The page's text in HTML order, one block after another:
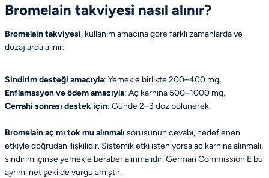
Bromelain takviyesi nasıl alınır?
Bromelain takviyesi, kullanım amacına göre farklı zamanlarda ve
dozajlarda alınır:
Sindirim desteği amacıyla: Yemekle birlikte 200–400 mg,
Enflamasyon ve ödem amacıyla: Aç karnına 500–1000 mg,
Cerrahi sonrası destek için: Günde 2–3 doz bölünerek.
Bromelain aç mı tok mu alınmalı sorusunun cevabı, hedeflenen
etkiyle doğrudan ilişkilidir. Sistemik etki isteniyorsa aç karnına alınmalı,
sindirim içinse yemekle beraber alınmalıdır.German Commission E bu
ayrımı net şekilde vurgulamıştır.